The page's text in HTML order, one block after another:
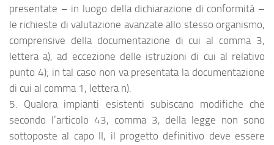
presentate – in luogo della dichiarazione di conformità –
le richieste di valutazione avanzate allo stesso organismo,
comprensive della documentazione di cui al comma 3,
lettera a), ad eccezione delle istruzioni di cui al relativo
punto 4); in tal caso non va presentata la documentazione
di cui al comma 1, lettera n).
5. Qualora impianti esistenti subiscano modifiche che
secondo l’articolo 43, comma 3, della legge non sono
sottoposte al capo II, il progetto definitivo deve essere